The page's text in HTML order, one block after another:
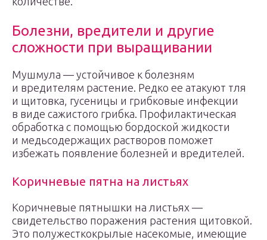
Болезни, вредители и другие
сложности при выращивании
Мушмула — устойчивое к болезням
и вредителям растение. Редко ее атакуют тля
и щитовка, гусеницы и грибковые инфекции
в виде сажистого грибка. Профилактическая
обработка с помощью бордоской жидкости
и медьсодержащих растворов поможет
избежать появление болезней и вредителей.
Коричневые пятна на листьях
Коричневые пятнышки на листьях —
свидетельство поражения растения щитовкой.
Это полужесткокрылые насекомые, имеющие